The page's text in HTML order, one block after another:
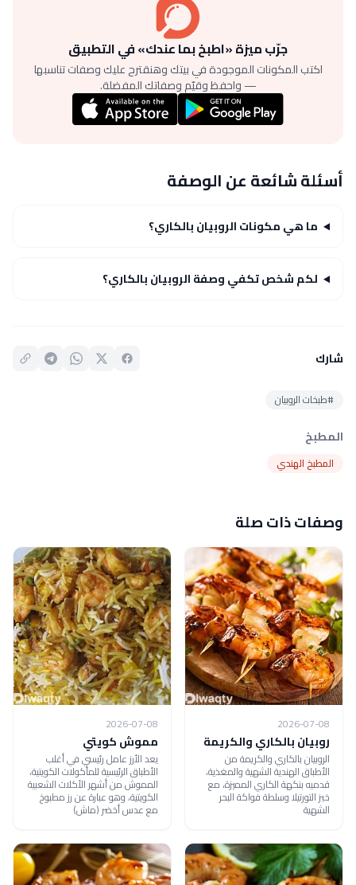
جرّب ميزة «اطبخ بما عندك» في التطبيق
اكتب المكونات الموجودة في بيتك وهنقترح عليك وصفات تناسبها
— واحفظ وقيّم وصفاتك المفضلة.
أسئلة شائعة عن الوصفة
ما هي مكونات الروبيان بالكاري؟
لكم شخص تكفي وصفة الروبيان بالكاري؟
شارك
#طبخات الروبيان
المطبخ
المطبخ الهندي
وصفات ذات صلة
2026-07-08
روبيان بالكاري والكريمة
الروبيان بالكاري والكريمة من
الأطباق الهندية الشهية والمغذية،
قدميه بنكهة الكاري المميزة، مع
خبز التورتيلا وسلطة فواكة البحر
الشهية
2026-07-08
مموش كويتي
يعد الأرز عامل رئيسي في أغلب
الأطباق الرئيسية للمأكولات الكويتية،
المموش من أشهر الأكلات الشعبية
الكويتية، وهو عبارة عن رز مطبوخ
مع عدس أخضر (ماش)